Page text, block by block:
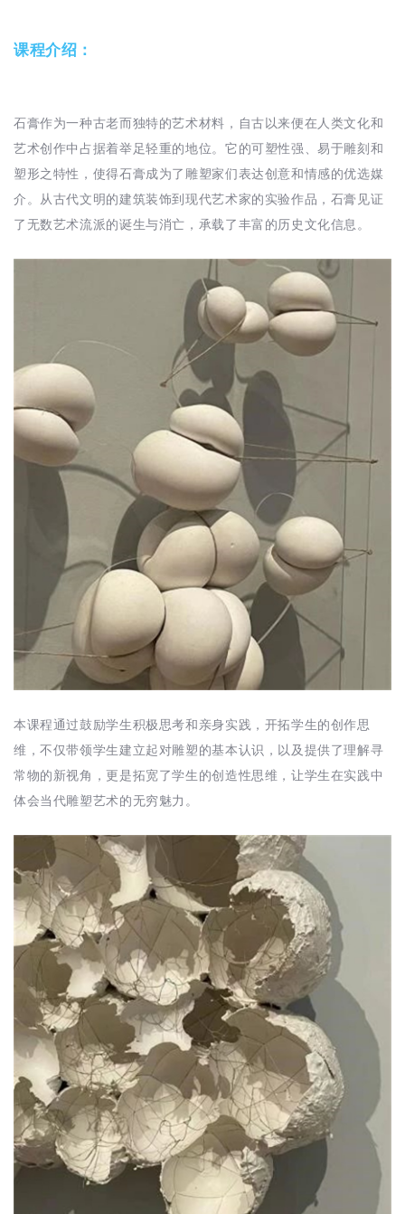
课程介绍：
石膏作为一种古老而独特的艺术材料，自古以来便在人类文化和
艺术创作中占据着举足轻重的地位。它的可塑性强、易于雕刻和
塑形之特性，使得石膏成为了雕塑家们表达创意和情感的优选媒
介。从古代文明的建筑装饰到现代艺术家的实验作品，石膏见证
了无数艺术流派的诞生与消亡，承载了丰富的历史文化信息。
本课程通过鼓励学生积极思考和亲身实践，开拓学生的创作思
维，不仅带领学生建立起对雕塑的基本认识，以及提供了理解寻
常物的新视角，更是拓宽了学生的创造性思维，让学生在实践中
体会当代雕塑艺术的无穷魅力。